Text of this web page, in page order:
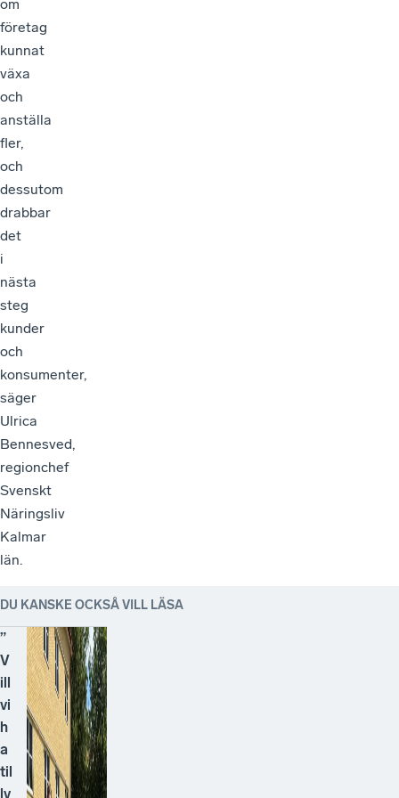
om
företag
kunnat
växa
och
anställa
fler,
och
dessutom
drabbar
det
i
nästa
steg
kunder
och
konsumenter,
säger
Ulrica
Bennesved,
regionchef
Svenskt
Näringsliv
Kalmar
län.
DU KANSKE OCKSÅ VILL LÄSA
”
V
ill
vi
h
a
til
lv